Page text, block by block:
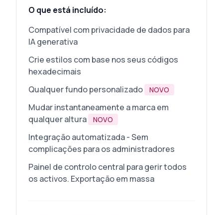
O que está incluído:
Compatível com privacidade de dados para
IA generativa
Crie estilos com base nos seus códigos
hexadecimais
Qualquer fundo personalizado
NOVO
Mudar instantaneamente a marca em
qualquer altura
NOVO
Integração automatizada - Sem
complicações para os administradores
Painel de controlo central para gerir todos
os activos. Exportação em massa